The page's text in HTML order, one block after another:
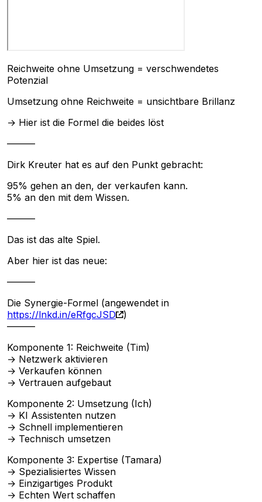
Reichweite ohne Umsetzung = verschwendetes
Potenzial
Umsetzung ohne Reichweite = unsichtbare Brillanz
→ Hier ist die Formel die beides löst
———
Dirk Kreuter hat es auf den Punkt gebracht:
95% gehen an den, der verkaufen kann.
5% an den mit dem Wissen.
———
Das ist das alte Spiel.
Aber hier ist das neue:
———
Die Synergie-Formel (angewendet in
https://lnkd.in/eRfgcJSD
)
———
Komponente 1: Reichweite (Tim)
→ Netzwerk aktivieren
→ Verkaufen können
→ Vertrauen aufgebaut
Komponente 2: Umsetzung (Ich)
→ KI Assistenten nutzen
→ Schnell implementieren
→ Technisch umsetzen
Komponente 3: Expertise (Tamara)
→ Spezialisiertes Wissen
→ Einzigartiges Produkt
→ Echten Wert schaffen